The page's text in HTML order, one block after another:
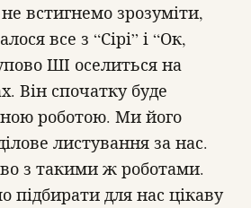
встигнемо зрозуміти,
все з “Сірі” і “Ок,
ШІ оселиться на
Він спочатку буде
роботою. Ми його
листування за нас.
з такими ж роботами.
підбирати для нас цікаву